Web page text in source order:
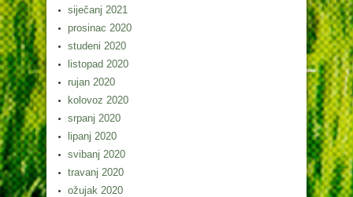
siječanj 2021
prosinac 2020
studeni 2020
listopad 2020
rujan 2020
kolovoz 2020
srpanj 2020
lipanj 2020
svibanj 2020
travanj 2020
ožujak 2020